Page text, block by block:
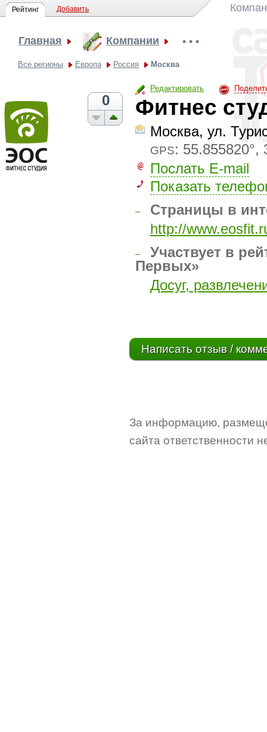
Рейтинг Добавить
Главная Компании • • •
Все регионы Европа Россия Москва
Редактировать
0 Фитнес
Москва, ул.
GPS: 55.855820°,
Послать E-mail
Показать
–
Страницы в
http://
–
Участвует в
Первых»
Досуг,
Написать отзыв /
За информацию,
сайта ответственности